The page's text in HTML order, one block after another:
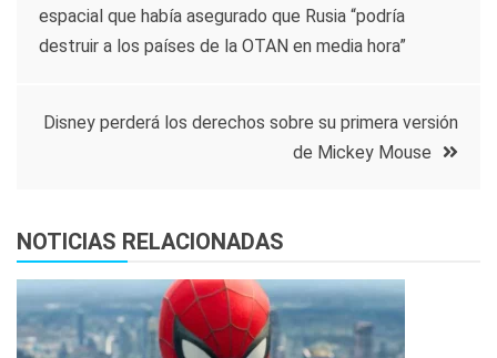
de
espacial que había asegurado que Rusia “podría
destruir a los países de la OTAN en media hora”
Disney perderá los derechos sobre su primera versión
de Mickey Mouse
NOTICIAS RELACIONADAS